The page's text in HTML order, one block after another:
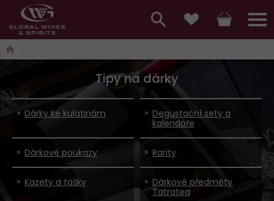
Hlavní
menu,
košík,
vyhledávání,
přihlášení
a
Tipy na dárky
Dárky ke kulatinám
Degustační sety a
kalendáře
Dárkové poukazy Rarity
Kazety a tašky
Dárkové předměty
Tatratea